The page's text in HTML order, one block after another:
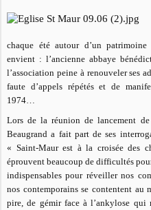
chaque été autour d’un
envient : l’ancienne abbaye
l’association peine à renouveler ses
faute d’appels répétés et de
1974…
Lors de la réunion de lancement
Beaugrand a fait part de ses
« Saint-Maur est à la croisée des
éprouvent beaucoup de difficultés
indispensables pour réveiller nos
nos contemporains se contentent au
pire, de gémir face à l’ankylose